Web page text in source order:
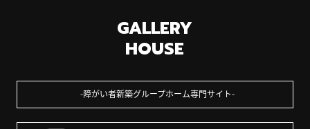
GALLERY
HOUSE
障がい者新築グループホーム専門サイト